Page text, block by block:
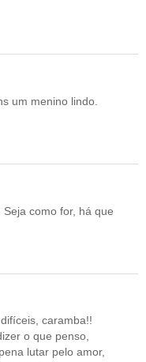
um menino lindo.
como for, há que
caramba!!
o que penso,
lutar pelo amor,